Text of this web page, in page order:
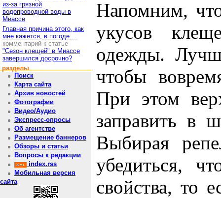
из-за грязной
водопроводной воды в
Миассе
Главная причина этого, как
мне кажется, в погоде....
комментарий к статье
"Сезон клещей" в Миассе
завершился досрочно?
разделы
Поиск
Карта сайта
Архив новостей
Фотографии
Видео/Аудио
Экспресс-опросы
Об агентстве
Размещение баннеров
Обзоры и статьи
Вопросы к редакции
index.rss
Мобильная версия
сайта
Напомним,
укусов
одежды.
чтобы
При этом
заправить в
Выбирая
убедиться,
свойства, то